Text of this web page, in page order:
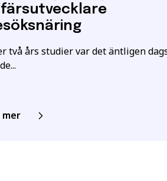
två års studier var det äntligen
mer
sparar och använder mina